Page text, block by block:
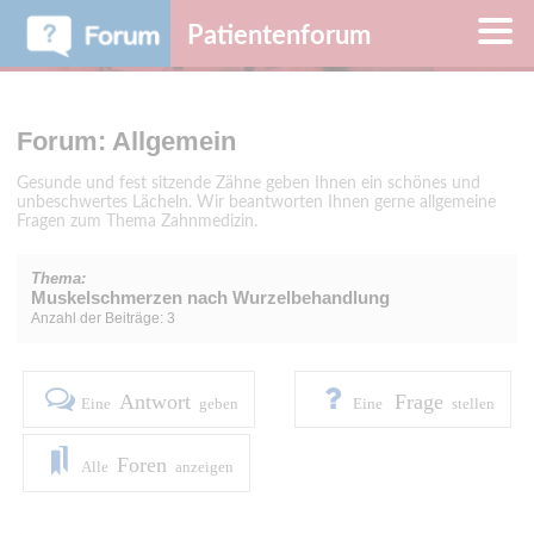
Patientenforum
Forum: Allgemein
Gesunde und fest sitzende Zähne geben Ihnen ein schönes und
unbeschwertes Lächeln. Wir beantworten Ihnen gerne allgemeine
Fragen zum Thema Zahnmedizin.
Thema:
Muskelschmerzen nach Wurzelbehandlung
Anzahl der Beiträge: 3
Eine Antwort geben Eine Frage stellen
Alle Foren anzeigen